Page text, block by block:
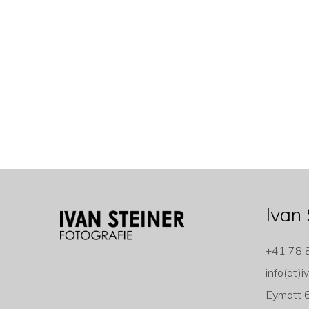
Ivan
+41 78
Eymatt